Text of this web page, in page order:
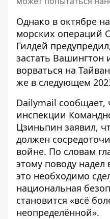
Однако в октябре
морских операций
Гилдей предупредил
застать
ворваться на
же в следующем
Dailymail сообщает,
инспекции
Цзиньпин заявил,
должен
войне. По словам
этому поводу
это необходимо
национальная
становится «всё
неопределённой».